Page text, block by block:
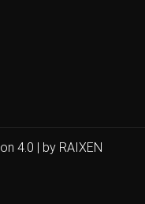
4.0 | by RAIXEN